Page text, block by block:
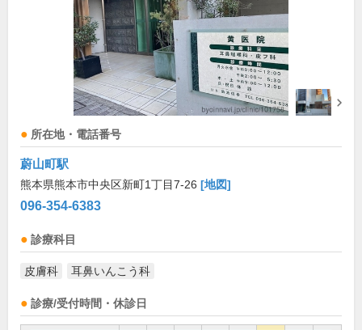
所在地・電話番号
蔚山町駅
熊本県熊本市中央区新町1丁目7-26 [地図]
096-354-6383
診療科目
皮膚科 耳鼻いんこう科
診療/受付時間・休診日